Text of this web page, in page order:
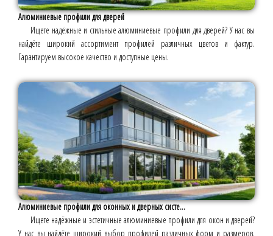
Алюминиевые профили для дверей
Ищете надёжные и стильные алюминиевые профили для дверей? У нас вы
найдёте широкий ассортимент профилей различных цветов и фактур.
Гарантируем высокое качество и доступные цены.
Алюминиевые профили для оконных и дверных систе...
Ищете надёжные и эстетичные алюминиевые профили для окон и дверей?
У нас вы найдёте широкий выбор профилей различных форм и размеров.